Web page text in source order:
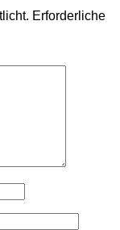
Erforderliche